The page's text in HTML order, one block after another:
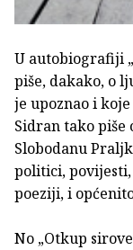
U autobiografiji
piše, dakako, o
je upoznao i
Sidran tako piše
Slobodanu
politici,
poeziji, i
No „Otkup